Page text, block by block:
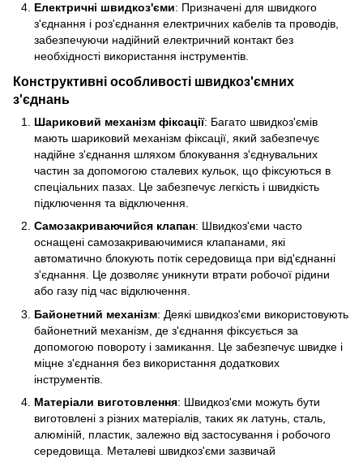
Електричні швидкоз'єми: Призначені для швидкого
з'єднання і роз'єднання електричних кабелів та проводів,
забезпечуючи надійний електричний контакт без
необхідності використання інструментів.
Конструктивні особливості швидкоз'ємних
з'єднань
Шариковий механізм фіксації: Багато швидкоз'ємів
мають шариковий механізм фіксації, який забезпечує
надійне з'єднання шляхом блокування з'єднувальних
частин за допомогою сталевих кульок, що фіксуються в
спеціальних пазах. Це забезпечує легкість і швидкість
підключення та відключення.
Самозакриваючийся клапан: Швидкоз'єми часто
оснащені самозакриваючимися клапанами, які
автоматично блокують потік середовища при від'єднанні
з'єднання. Це дозволяє уникнути втрати робочої рідини
або газу під час відключення.
Байонетний механізм: Деякі швидкоз'єми використовують
байонетний механізм, де з'єднання фіксується за
допомогою повороту і замикання. Це забезпечує швидке і
міцне з'єднання без використання додаткових
інструментів.
Матеріали виготовлення: Швидкоз'єми можуть бути
виготовлені з різних матеріалів, таких як латунь, сталь,
алюміній, пластик, залежно від застосування і робочого
середовища. Металеві швидкоз'єми зазвичай